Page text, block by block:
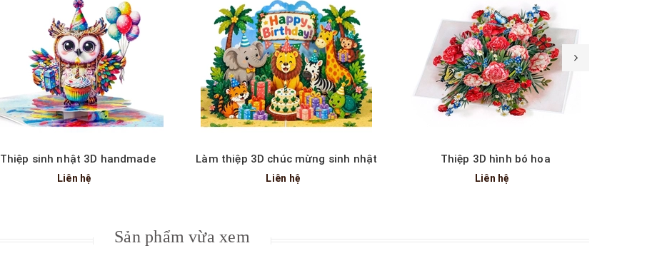
Xem nhanh
Thiệp sinh nhật 3D handmade
Liên hệ
Xem nhanh
Làm thiệp 3D chúc mừng sinh nhật
Liên hệ
Xem nhanh
Thiệp 3D hình bó hoa
Liên hệ
Sản phẩm vừa xem